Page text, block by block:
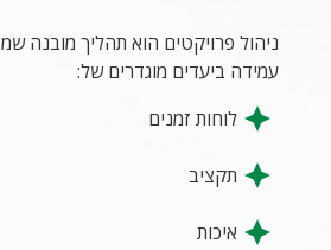
ניהול פרויקטים הוא תהליך מובנה
עמידה ביעדים מוגדרים של:
לוחות זמנים
תקציב
איכות